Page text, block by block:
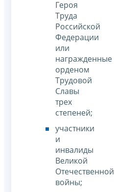
Героя
Труда
Российской
Федерации
или
награжденные
орденом
Трудовой
Славы
трех
степеней;
участники
и
инвалиды
Великой
Отечественной
войны;